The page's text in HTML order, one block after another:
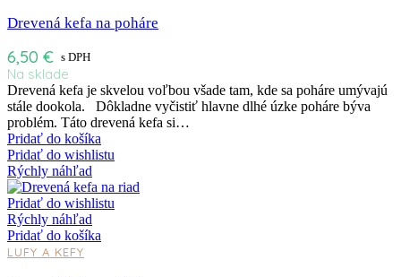
Drevená kefa na poháre
6,50 € s DPH
Na sklade
Drevená kefa je skvelou voľbou všade tam, kde sa poháre umývajú
stále dookola. Dôkladne vyčistiť hlavne dlhé úzke poháre býva
problém. Táto drevená kefa si…
Pridať do košíka
Pridať do wishlistu
Rýchly náhľad
Pridať do wishlistu
Rýchly náhľad
Pridať do košíka
LUFY A KEFY